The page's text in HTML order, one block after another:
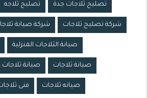
تصليح ثلاجات جدة تصليح ثلاجه
شركة تصليح ثلاجات شركة صيانة ثلاجات
صيانة الثلاجات المنزلية
صيانة ثلاجات صيانة ثلاجات
صيانه ثلاجات فنى ثلاجات